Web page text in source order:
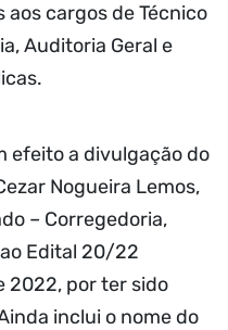
cargos de Técnico
Auditoria Geral e
efeito a divulgação do
Nogueira Lemos,
– Corregedoria,
Edital 20/22
2022, por ter sido
inclui o nome do